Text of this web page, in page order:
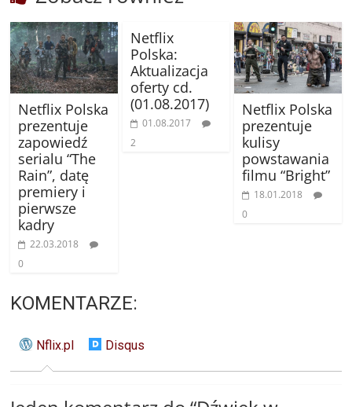
Netflix Polska
prezentuje
zapowiedź
serialu “The
Rain”, datę
premiery i
pierwsze
kadry
22.03.2018
0
Netflix
Polska:
Aktualizacja
oferty cd.
(01.08.2017)
01.08.2017
2
Netflix Polska
prezentuje
kulisy
powstawania
filmu “Bright”
18.01.2018
0
KOMENTARZE:
Nflix.pl Disqus